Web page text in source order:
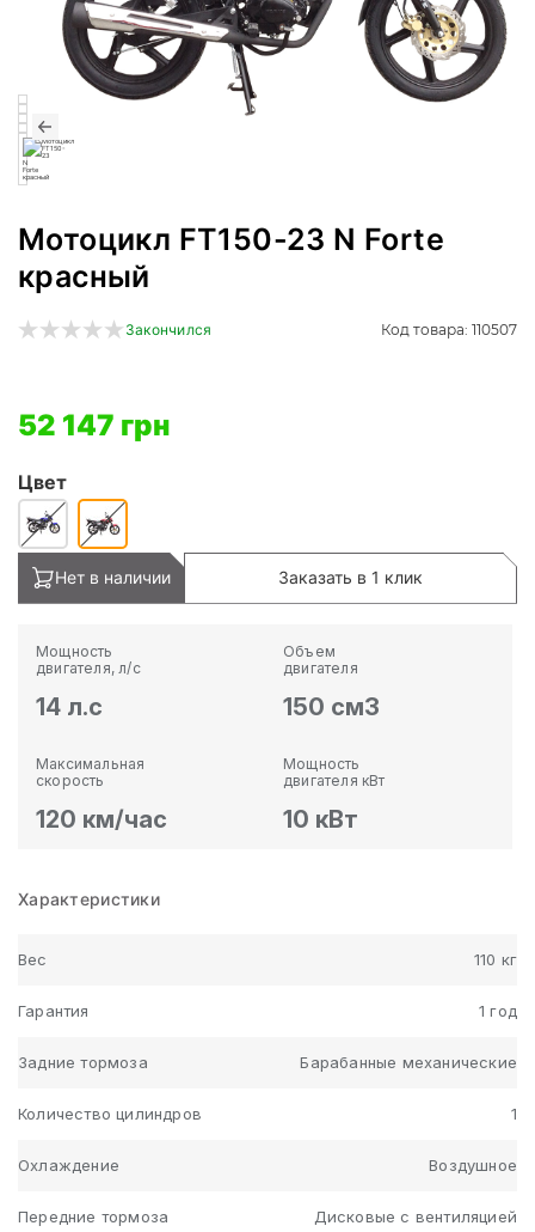
Мотоцикл FT150-23 N Forte
красный
Закончился Код товара: 110507
52 147 грн
Цвет
Нет в наличии Заказать в 1 клик
Мощность
двигателя, л/с
14 л.с
Объем
двигателя
150 см3
Максимальная
скорость
120 км/час
Мощность
двигателя кВт
10 кВт
Характеристики
Вес 110 кг
Гарантия 1 год
Задние тормоза Барабанные механические
Количество цилиндров 1
Охлаждение Воздушное
Передние тормоза Дисковые с вентиляцией